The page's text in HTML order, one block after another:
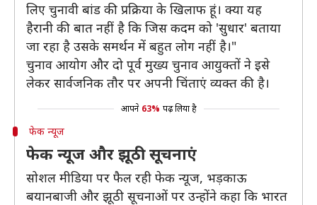
लिए चुनावी बांड की प्रक्रिया के खिलाफ हूं। क्या यह
हैरानी की बात नहीं है कि जिस कदम को 'सुधार' बताया
जा रहा है उसके समर्थन में बहुत लोग नहीं है।"
चुनाव आयोग और दो पूर्व मुख्य चुनाव आयुक्तों ने इसे
लेकर सार्वजनिक तौर पर अपनी चिंताएं व्यक्त की है।
आपने 63% पढ़ लिया है
फेक न्यूज
फेक न्यूज और झूठी सूचनाएं
सोशल मीडिया पर फैल रही फेक न्यूज, भड़काऊ
बयानबाजी और झूठी सूचनाओं पर उन्होंने कहा कि भारत